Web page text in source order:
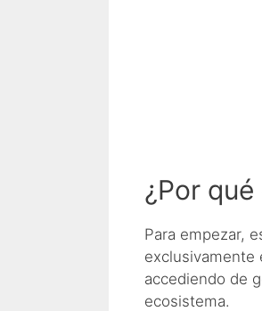
¿Por
Para empezar,
exclusivamente
accediendo de
ecosistema.